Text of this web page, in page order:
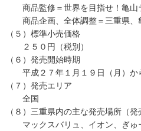
商品監修＝世界を目指せ！亀山
商品企画、全体調整＝三重県、
（５）標準小売価格
２５０円（税別）
（６）発売開始時期
平成２７年１月１９日（月）か
（７）発売エリア
全国
（８）三重県内の主な発売場所（発
マックスバリュ、イオン、ぎゅ